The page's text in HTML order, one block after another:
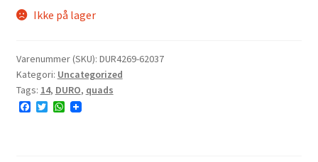
Ikke på lager
Varenummer (SKU): DUR4269-62037
Kategori: Uncategorized
Tags: 14, DURO, quads
F
T
W